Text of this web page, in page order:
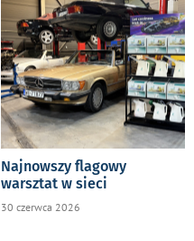
Najnowszy flagowy
warsztat w sieci
30 czerwca 2026